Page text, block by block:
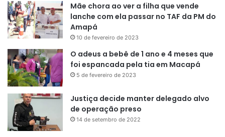
Mãe chora ao ver a filha que vende
lanche com ela passar no TAF da PM do
Amapá
10 de fevereiro de 2023
O adeus a bebê de 1 ano e 4 meses que
foi espancada pela tia em Macapá
5 de fevereiro de 2023
Justiça decide manter delegado alvo
de operação preso
14 de setembro de 2022